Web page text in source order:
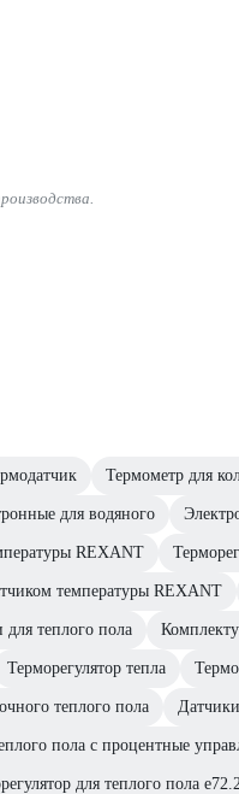
Термометр для
для водяного
REXANT
температуры REXANT
теплого пола
Терморегулятор тепла
теплого пола
пола с процентные
для теплого пола